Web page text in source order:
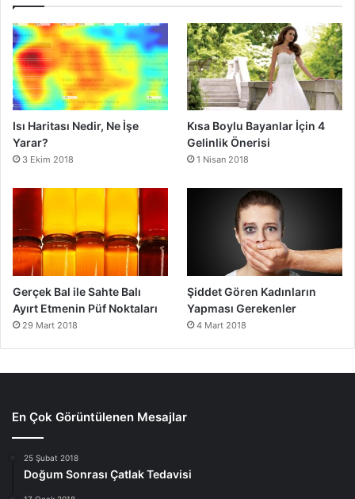
Isı Haritası Nedir, Ne İşe
Yarar?
3 Ekim 2018
Kısa Boylu Bayanlar İçin 4
Gelinlik Önerisi
1 Nisan 2018
Gerçek Bal ile Sahte Balı
Ayırt Etmenin Püf Noktaları
29 Mart 2018
Şiddet Gören Kadınların
Yapması Gerekenler
4 Mart 2018
En Çok Görüntülenen Mesajlar
25 Şubat 2018
Doğum Sonrası Çatlak Tedavisi